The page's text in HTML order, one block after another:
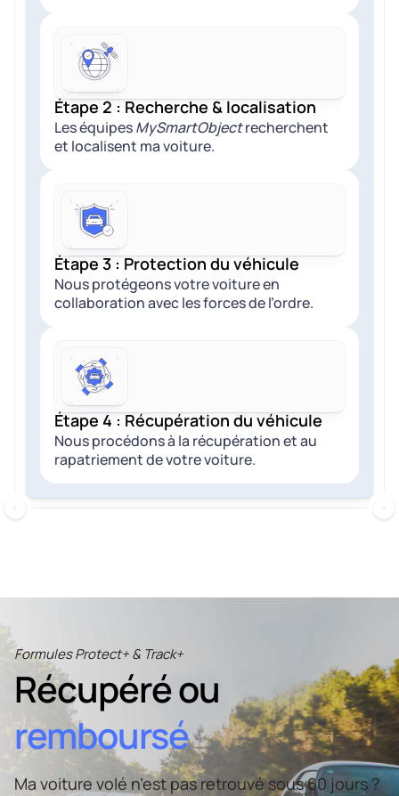
Étape 2 : Recherche & localisation
Les équipesMySmartObjectrecherchent
et localisent ma voiture.
Étape 3 : Protection du véhicule
Nous protégeons votre voiture en
collaboration avec les forces de l’ordre.
Étape 4 : Récupération du véhicule
Nous procédons à la récupération et au
rapatriement de votre voiture.
Formules Protect+ & Track+
Récupéré ou
remboursé
Ma voiture volé n’est pas retrouvé sous 60 jours ?